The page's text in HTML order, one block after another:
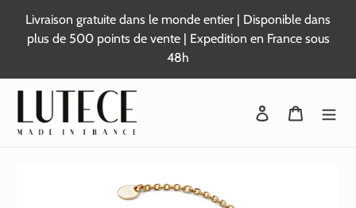
contenu
Livraison gratuite dans le monde entier | Disponible dans
plus de 500 points de vente | Expedition en France sous
48h
Se connecter
Panier